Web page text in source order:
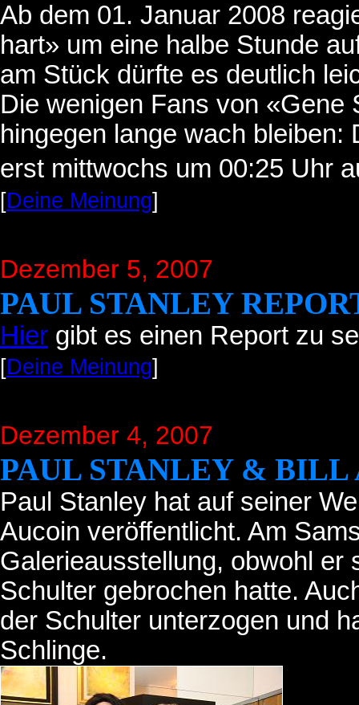
Ab dem 01. Januar 2008
hart» um eine halbe Stunde
am Stück dürfte es deutlich
Die wenigen Fans von
hingegen lange wach
erst mittwochs um 00:25 Uhr
[Deine Meinung]
Dezember 5, 2007
PAUL STANLEY
Hier gibt es einen Report zu
[Deine Meinung]
Dezember 4, 2007
PAUL STANLEY & BILL
Paul Stanley hat auf seiner
Aucoin veröffentlicht. Am
Galerieausstellung, obwohl er
Schulter gebrochen hatte.
der Schulter unterzogen und
Schlinge.